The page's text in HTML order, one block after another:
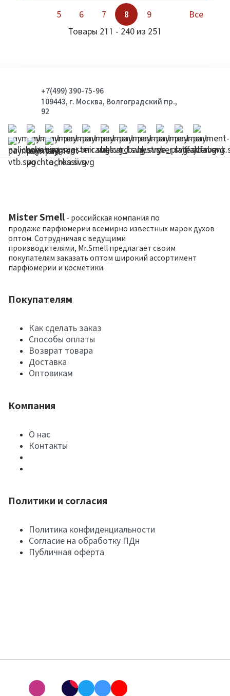
5 6 7 8 9
Все
Товары 211 - 240 из 251
+7(499) 390-75-96
109443, г. Москва, Волгоградский пр.,
92
Mister Smell - российская компания по
продаже парфюмерии всемирно известных марок духов
оптом. Сотрудничая с ведущими
производителями, Mr.Smell предлагает своим
покупателям заказать оптом широкий ассортимент
парфюмерии и косметики.
Покупателям
Как сделать заказ
Способы оплаты
Возврат товара
Доставка
Оптовикам
Компания
О нас
Контакты
Политики и согласия
Политика конфиденциальности
Согласие на обработку ПДн
Публичная оферта